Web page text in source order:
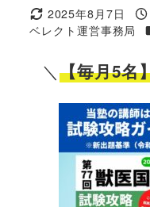
更新日2025年8月7日 投
著
ベレクト運営事務局
＼【毎月5名